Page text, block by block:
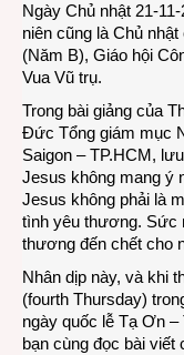
Ngày Chủ nhật 21-
niên cũng là Chủ
(Năm B), Giáo hội
Vua Vũ trụ.
Trong bài giảng của
Đức Tổng giám mục
Saigon – TP.HCM,
Jesus không mang ý
Jesus không phải là
tình yêu thương. Sức
thương đến chết cho
Nhân dịp này, và khi
(fourth Thursday)
ngày quốc lễ Tạ Ơn
bạn cùng đọc bài